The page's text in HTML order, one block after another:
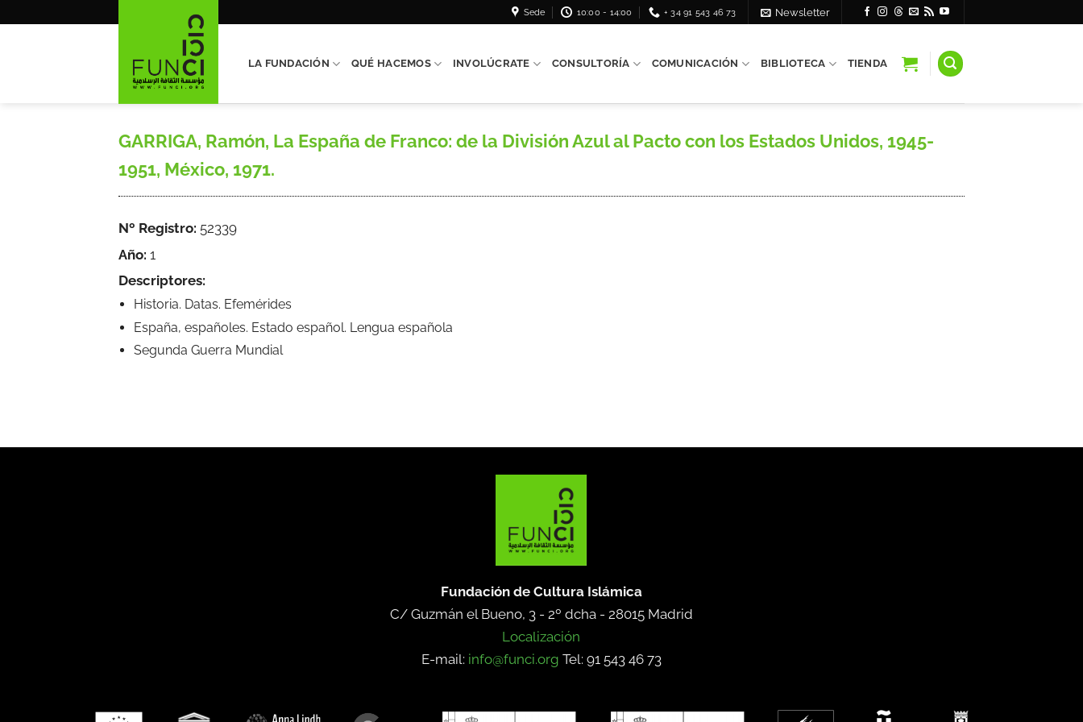
Sede 10:00 - 14:00 + 34 91 543 46 73 Newsletter
LA FUNDACIÓN QUÉ HACEMOS INVOLÚCRATE CONSULTORÍA COMUNICACIÓN BIBLIOTECA TIENDA
GARRIGA, Ramón, La España de Franco: de la División Azul al Pacto con los Estados Unidos, 1945-
1951, México, 1971.
Nº Registro: 52339
Año: 1
Descriptores:
Historia. Datas. Efemérides
España, españoles. Estado español. Lengua española
Segunda Guerra Mundial
Fundación de Cultura Islámica
C/ Guzmán el Bueno, 3 - 2º dcha - 28015 Madrid
Localización
E-mail: info@funci.org Tel: 91 543 46 73